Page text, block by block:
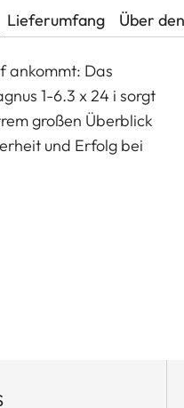
Lieferumfang Über
ankommt: Das
1-6.3 x 24 i sorgt
großen Überblick
und Erfolg bei
garantiert es
Zielerfassung
in Verbindung mit